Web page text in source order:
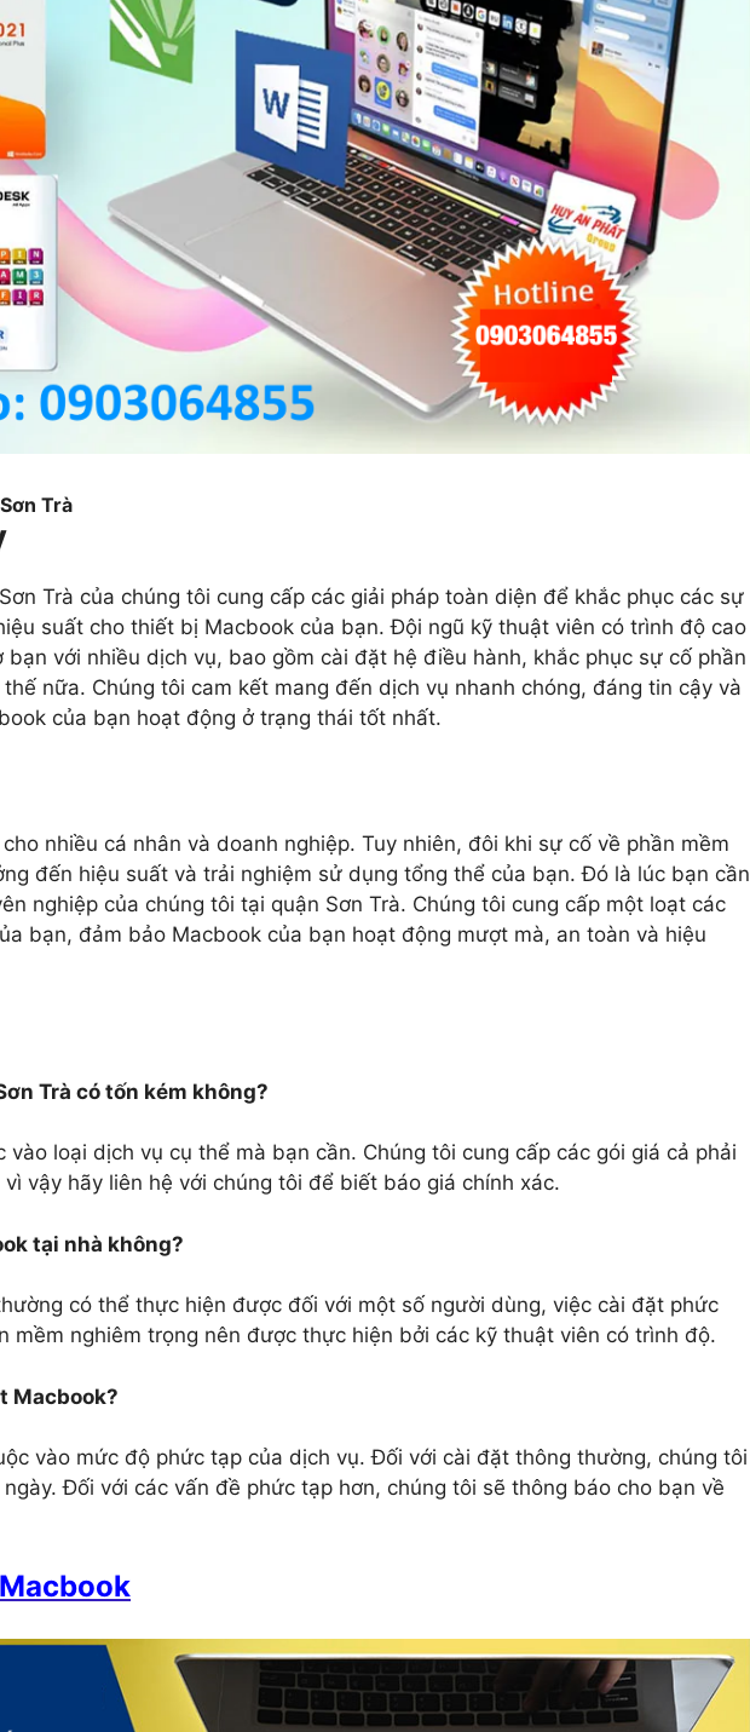
Trà
Trà của chúng tôi cung cấp các giải pháp toàn diện để khắc phục các sự
suất cho thiết bị Macbook của bạn. Đội ngũ kỹ thuật viên có trình độ cao
với nhiều dịch vụ, bao gồm cài đặt hệ điều hành, khắc phục sự cố phần
nữa. Chúng tôi cam kết mang đến dịch vụ nhanh chóng, đáng tin cậy và
của bạn hoạt động ở trạng thái tốt nhất.
nhiều cá nhân và doanh nghiệp. Tuy nhiên, đôi khi sự cố về phần mềm
đến hiệu suất và trải nghiệm sử dụng tổng thể của bạn. Đó là lúc bạn cần
nghiệp của chúng tôi tại quận Sơn Trà. Chúng tôi cung cấp một loạt các
bạn, đảm bảo Macbook của bạn hoạt động mượt mà, an toàn và hiệu
Trà có tốn kém không?
loại dịch vụ cụ thể mà bạn cần. Chúng tôi cung cấp các gói giá cả phải
vậy hãy liên hệ với chúng tôi để biết báo giá chính xác.
tại nhà không?
có thể thực hiện được đối với một số người dùng, việc cài đặt phức
mềm nghiêm trọng nên được thực hiện bởi các kỹ thuật viên có trình độ.
Macbook?
vào mức độ phức tạp của dịch vụ. Đối với cài đặt thông thường, chúng tôi
Đối với các vấn đề phức tạp hơn, chúng tôi sẽ thông báo cho bạn về